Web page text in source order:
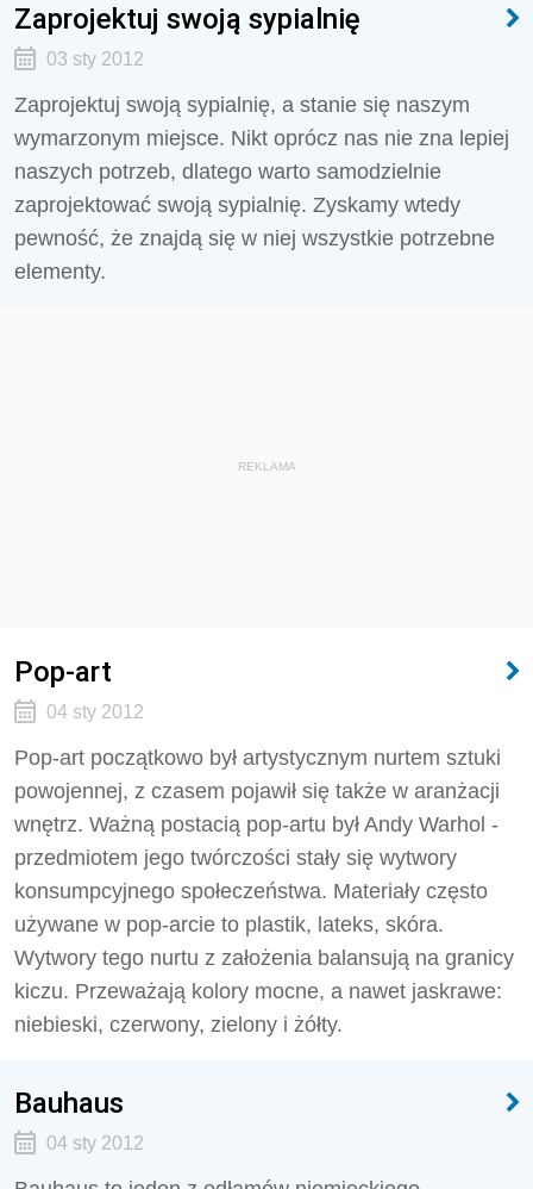
Zaprojektuj swoją sypialnię
03 sty 2012
Zaprojektuj swoją sypialnię, a stanie się naszym
wymarzonym miejsce. Nikt oprócz nas nie zna lepiej
naszych potrzeb, dlatego warto samodzielnie
zaprojektować swoją sypialnię. Zyskamy wtedy
pewność, że znajdą się w niej wszystkie potrzebne
elementy.
REKLAMA
Pop-art
04 sty 2012
Pop-art początkowo był artystycznym nurtem sztuki
powojennej, z czasem pojawił się także w aranżacji
wnętrz. Ważną postacią pop-artu był Andy Warhol -
przedmiotem jego twórczości stały się wytwory
konsumpcyjnego społeczeństwa. Materiały często
używane w pop-arcie to plastik, lateks, skóra.
Wytwory tego nurtu z założenia balansują na granicy
kiczu. Przeważają kolory mocne, a nawet jaskrawe:
niebieski, czerwony, zielony i żółty.
Bauhaus
04 sty 2012